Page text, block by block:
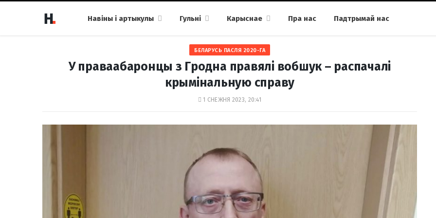
Навіны і артыкулы Гульні Карыснае Пра нас Падтрымай нас
БЕЛАРУСЬ ПАСЛЯ 2020-ГА
У праваабаронцы з Гродна правялі вобшук – распачалі
крымінальную справу
1 СНЕЖНЯ 2023, 20:41